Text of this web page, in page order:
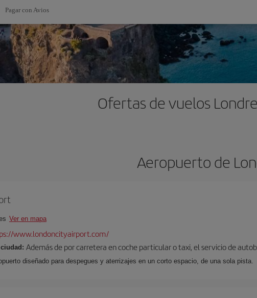
Pagar con Avios
Ofertas de vuelos
Aeropuerto de
Ver en mapa
www.londoncityairport.com/
Además de por carretera en coche particular o taxi, el servicio de
diseñado para despegues y aterrizajes en un corto espacio, de una sola pista.